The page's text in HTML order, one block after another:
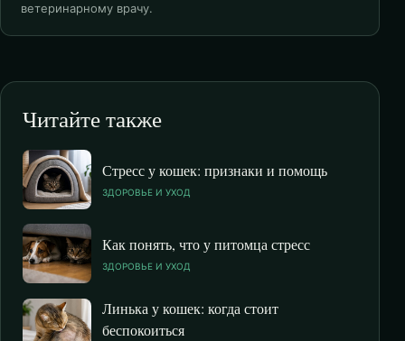
ветеринарному врачу.
Читайте также
Стресс у кошек: признаки и помощь
ЗДОРОВЬЕ И УХОД
Как понять, что у питомца стресс
ЗДОРОВЬЕ И УХОД
Линька у кошек: когда стоит
беспокоиться